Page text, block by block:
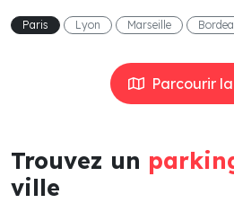
Paris Lyon Marseille
Parcourir
Trouvez un
ville